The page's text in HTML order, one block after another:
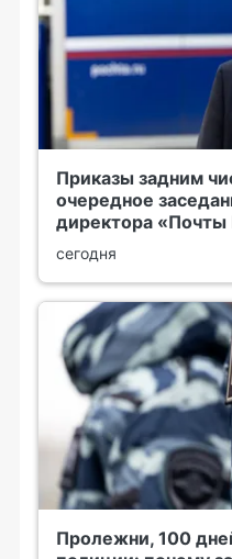
Приказы задним
очередное
директора «Почты
сегодня
Пролежни, 100